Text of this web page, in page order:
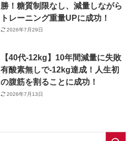
勝！糖質制限なし、減量しながら
トレーニング重量UPに成功！
2026年7月29日
【40代-12kg】10年間減量に失敗
有酸素無しで-12kg達成！人生初
の腹筋を割ることに成功！
2026年7月13日